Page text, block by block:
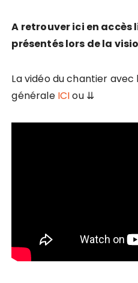
A retrouver ici en accès
présentés lors de la
La vidéo du chantier
généraleICIou ⇊